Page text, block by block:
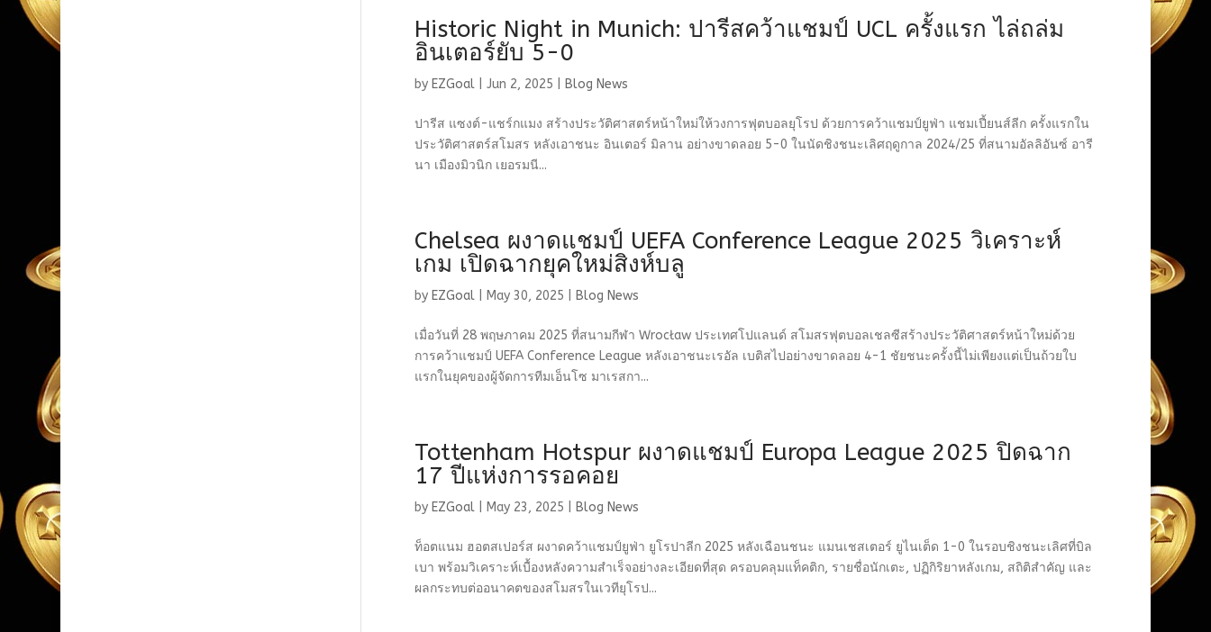
Historic Night in Munich: ปารีสคว้าแชมป์ UCL ครั้งแรก ไล่ถล่ม
อินเตอร์ยับ 5-0
by EZGoal| Jun 2, 2025 Blog News
ปารีส แซงต์-แชร์กแมง สร้างประวัติศาสตร์หน้าใหม่ให้วงการฟุตบอลยุโรป ด้วยการคว้าแชมป์ยูฟ่า แชมเปี้ยนส์ลีก ครั้งแรกใน
ประวัติศาสตร์สโมสร หลังเอาชนะ อินเตอร์ มิลาน อย่างขาดลอย 5-0 ในนัดชิงชนะเลิศฤดูกาล 2024/25 ที่สนามอัลลิอันซ์ อารี
นา เมืองมิวนิก เยอรมนี...
Chelsea ผงาดแชมป์ UEFA Conference League 2025 วิเคราะห์
เกม เปิดฉากยุคใหม่สิงห์บลู
by EZGoal| May 30, 2025 Blog News
เมื่อวันที่ 28 พฤษภาคม 2025 ที่สนามกีฬา Wrocław ประเทศโปแลนด์ สโมสรฟุตบอลเชลซีสร้างประวัติศาสตร์หน้าใหม่ด้วย
การคว้าแชมป์ UEFA Conference League หลังเอาชนะเรอัล เบติสไปอย่างขาดลอย 4-1 ชัยชนะครั้งนี้ไม่เพียงแต่เป็นถ้วยใบ
แรกในยุคของผู้จัดการทีมเอ็นโซ มาเรสกา...
Tottenham Hotspur ผงาดแชมป์ Europa League 2025 ปิดฉาก
17 ปีแห่งการรอคอย
by EZGoal| May 23, 2025 Blog News
ท็อตแนม ฮอตสเปอร์ส ผงาดคว้าแชมป์ยูฟ่า ยูโรปาลีก 2025 หลังเฉือนชนะ แมนเชสเตอร์ ยูไนเต็ด 1-0 ในรอบชิงชนะเลิศที่บิล
เบา พร้อมวิเคราะห์เบื้องหลังความสำเร็จอย่างละเอียดที่สุด ครอบคลุมแท็คติก, รายชื่อนักเตะ, ปฏิกิริยาหลังเกม, สถิติสำคัญ และ
ผลกระทบต่ออนาคตของสโมสรในเวทียุโรป...